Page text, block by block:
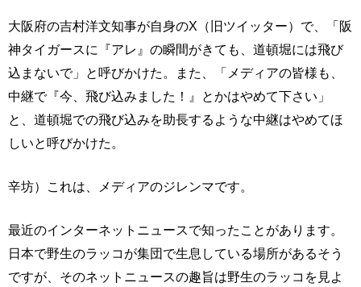
大阪府の吉村洋文知事が自身のX（旧ツイッター）で、「阪
神タイガースに『アレ』の瞬間がきても、道頓堀には飛び
込まないで」と呼びかけた。また、「メディアの皆様も、
中継で『今、飛び込みました！』とかはやめて下さい」
と、道頓堀での飛び込みを助長するような中継はやめてほ
しいと呼びかけた。
辛坊）これは、メディアのジレンマです。
最近のインターネットニュースで知ったことがあります。
日本で野生のラッコが集団で生息している場所があるそう
ですが、そのネットニュースの趣旨は野生のラッコを見よ